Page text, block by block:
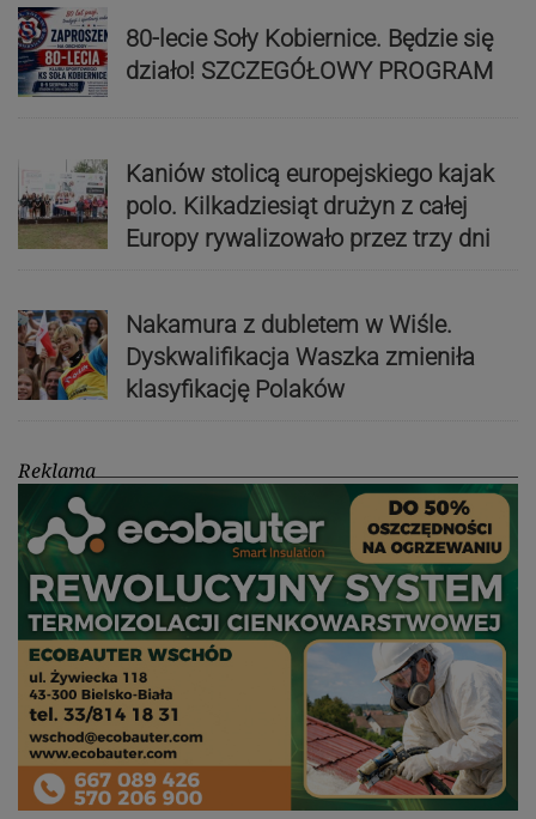
80-lecie Soły Kobiernice. Będzie się
działo! SZCZEGÓŁOWY PROGRAM
Kaniów stolicą europejskiego kajak
polo. Kilkadziesiąt drużyn z całej
Europy rywalizowało przez trzy dni
Nakamura z dubletem w Wiśle.
Dyskwalifikacja Waszka zmieniła
klasyfikację Polaków
Reklama